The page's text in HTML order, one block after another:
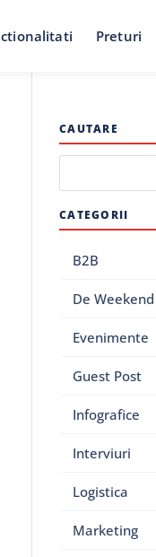
Preturi
CAUTARE
CATEGORII
B2B
De Weekend
Evenimente
Guest Post
Infografice
Interviuri
Logistica
Marketing